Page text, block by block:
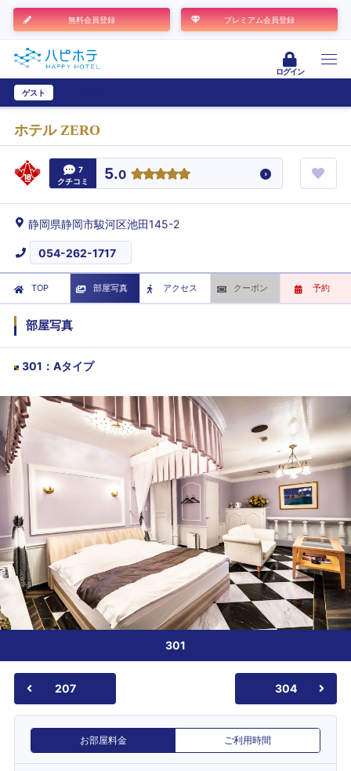
無料会員登録 プレミアム会員登録
ログイン
ゲスト
ホテル ZERO
7
クチコミ
5.0
静岡県静岡市駿河区池田145-2
054-262-1717
TOP 部屋写真 アクセス クーポン 予約
部屋写真
301 ： Aタイプ
301
207 304
お部屋料金 ご利用時間